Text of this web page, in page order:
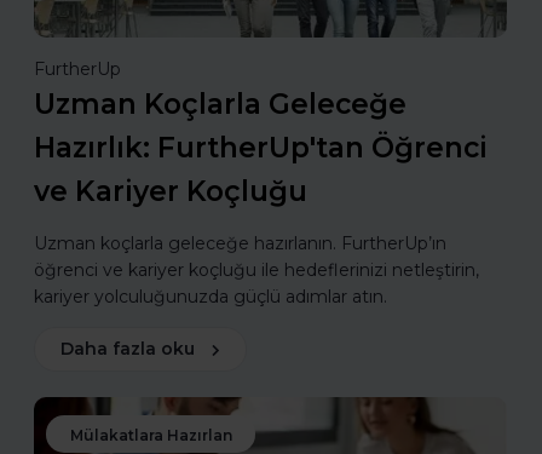
FurtherUp
Uzman Koçlarla Geleceğe
Hazırlık: FurtherUp'tan Öğrenci
ve Kariyer Koçluğu
Uzman koçlarla geleceğe hazırlanın. FurtherUp’ın
öğrenci ve kariyer koçluğu ile hedeflerinizi netleştirin,
kariyer yolculuğunuzda güçlü adımlar atın.
Daha fazla oku
Mülakatlara Hazırlan